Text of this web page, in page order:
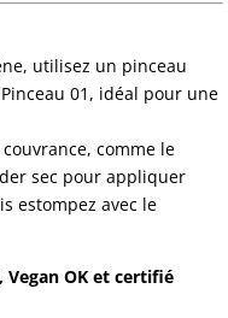
utilisez un pinceau
01, idéal pour une
comme le
sec pour appliquer
estompez avec le
OK et certifié